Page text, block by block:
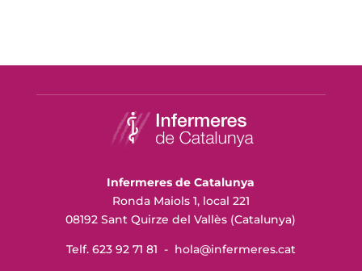
Infermeres de Catalunya
Ronda Maiols 1, local 221
08192 Sant Quirze del Vallès (Catalunya)
Telf. 623 92 71 81 - hola@infermeres.cat